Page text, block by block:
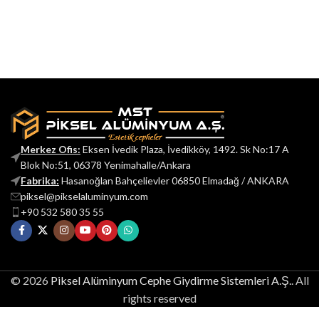
Merkez Ofis: Eksen İvedik Plaza, İvedikköy, 1492. Sk No:17 A
Blok No:51, 06378 Yenimahalle/Ankara
Fabrika: Hasanoğlan Bahçelievler 06850 Elmadağ / ANKARA
piksel@pikselaluminyum.com
+90 532 580 35 55
© 2026 Piksel Alüminyum Cephe Giydirme Sistemleri A.Ş. . All
rights reserved